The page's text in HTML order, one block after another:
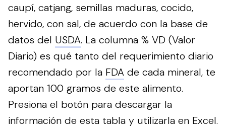
caupí, catjang, semillas maduras, cocido,
hervido, con sal, de acuerdo con la base de
datos del USDA. La columna % VD (Valor
Diario) es qué tanto del requerimiento diario
recomendado por la FDA de cada mineral, te
aportan 100 gramos de este alimento.
Presiona el botón para descargar la
información de esta tabla y utilizarla en Excel.